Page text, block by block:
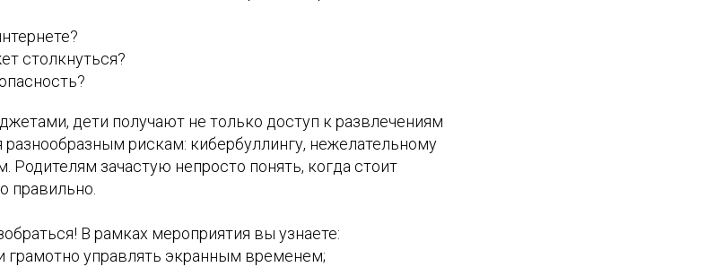
столкнуться?
дети получают не только доступ к развлечениям
рискам: кибербуллингу, нежелательному
Родителям зачастую непросто понять, когда стоит
правильно.
В рамках мероприятия вы узнаете:
грамотно управлять экранным временем;